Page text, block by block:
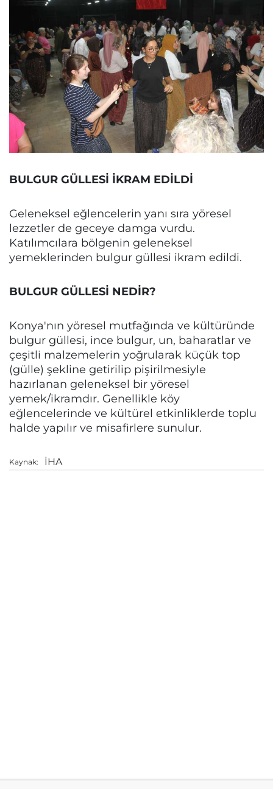
BULGUR GÜLLESİ İKRAM EDİLDİ
Geleneksel eğlencelerin yanı sıra yöresel
lezzetler de geceye damga vurdu.
Katılımcılara bölgenin geleneksel
yemeklerinden bulgur güllesi ikram edildi.
BULGUR GÜLLESİ NEDİR?
Konya'nın yöresel mutfağında ve kültüründe
bulgur güllesi, ince bulgur, un, baharatlar ve
çeşitli malzemelerin yoğrularak küçük top
(gülle) şekline getirilip pişirilmesiyle
hazırlanan geleneksel bir yöresel
yemek/ikramdır. Genellikle köy
eğlencelerinde ve kültürel etkinliklerde toplu
halde yapılır ve misafirlere sunulur.
Kaynak: İHA